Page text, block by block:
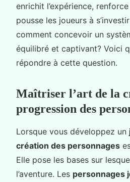
enrichit l’expérience,
pousse les joueurs à
comment concevoir un
équilibré et captivant? Voici
répondre à cette question.
Maîtriser l’art de la
progression des
Lorsque vous développez un
création des personnages
Elle pose les bases sur
l’aventure. Les personnages